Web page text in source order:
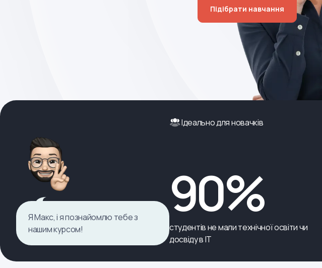
Підібрати навчання
Я Макс, і я познайомлю тебе з
нашим курсом!
Ідеально для новачків
90%
студентів не мали технічної освіти чи
досвіду в ІТ